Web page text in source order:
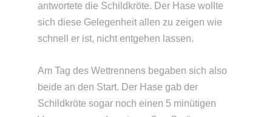
antwortete die Schildkröte. Der Hase wollte
sich diese Gelegenheit allen zu zeigen wie
schnell er ist, nicht entgehen lassen.
Am Tag des Wettrennens begaben sich also
beide an den Start. Der Hase gab der
Schildkröte sogar noch einen 5 minütigen